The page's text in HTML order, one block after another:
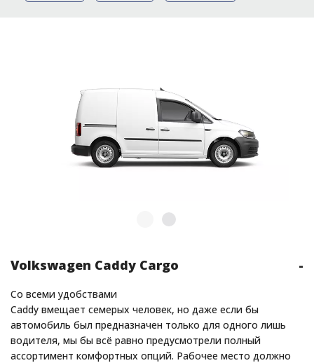
Volkswagen Caddy Cargo -
Со всеми удобствами
Caddy вмещает семерых человек, но даже если бы
автомобиль был предназначен только для одного лишь
водителя, мы бы всё равно предусмотрели полный
ассортимент комфортных опций. Рабочее место должно